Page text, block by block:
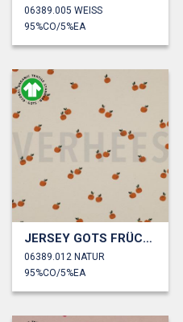
06389.005 WEISS
95%CO/5%EA
JERSEY GOTS FRÜCHTE
06389.012 NATUR
95%CO/5%EA